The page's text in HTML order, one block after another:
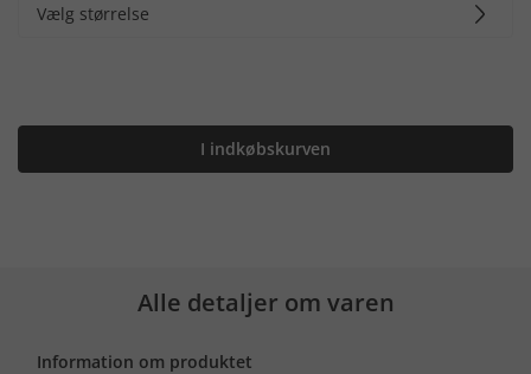
Vælg størrelse
I indkøbskurven
Alle detaljer om varen
Information om produktet